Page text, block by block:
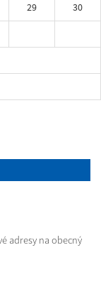
29
30
adresy na obecný